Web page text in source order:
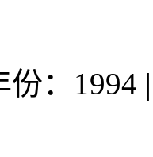
份：1994 |